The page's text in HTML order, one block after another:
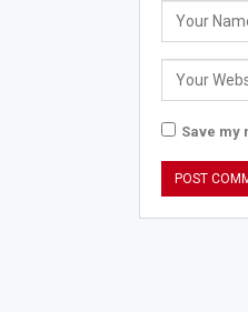
Save my